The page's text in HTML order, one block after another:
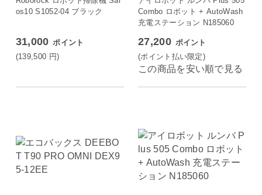
os10 S1052-04 ブラック
31,000 ポイント
(139,500 円)
Combo ロボット + AutoWash
充電ステーション N185060
27,200 ポイント
(ポイント払い限定)
この商品を安い順で見る